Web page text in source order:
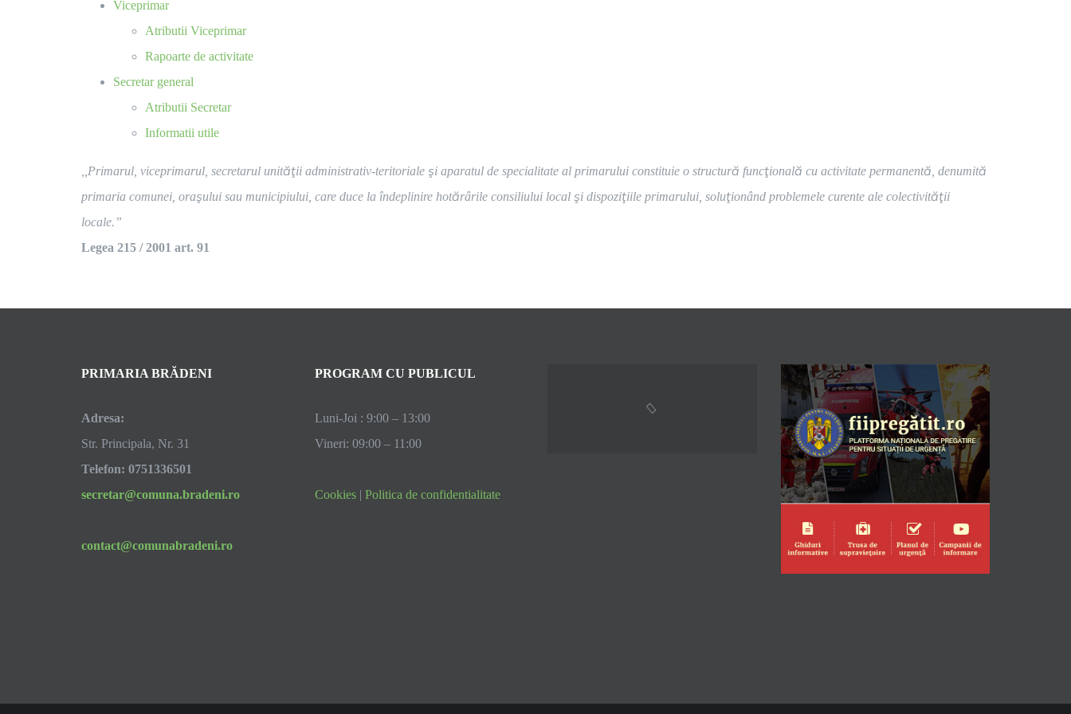
Viceprimar
Atributii Viceprimar
Rapoarte de activitate
Secretar general
Atributii Secretar
Informatii utile
,,Primarul, viceprimarul, secretarul unităţii administrativ-teritoriale şi aparatul de specialitate al primarului constituie o structură funcţională cu activitate permanentă, denumită
primaria comunei, oraşului sau municipiului, care duce la îndeplinire hotărârile consiliului local şi dispoziţiile primarului, soluţionând problemele curente ale colectivităţii
locale.”
Legea 215 / 2001 art. 91
PRIMARIA BRĂDENI
Adresa:
Str. Principala, Nr. 31
Telefon: 0751336501
secretar@comuna.bradeni.ro
contact@comunabradeni.ro
PROGRAM CU PUBLICUL
Luni-Joi : 9:00 – 13:00
Vineri: 09:00 – 11:00
Cookies| Politica de confidentialitate